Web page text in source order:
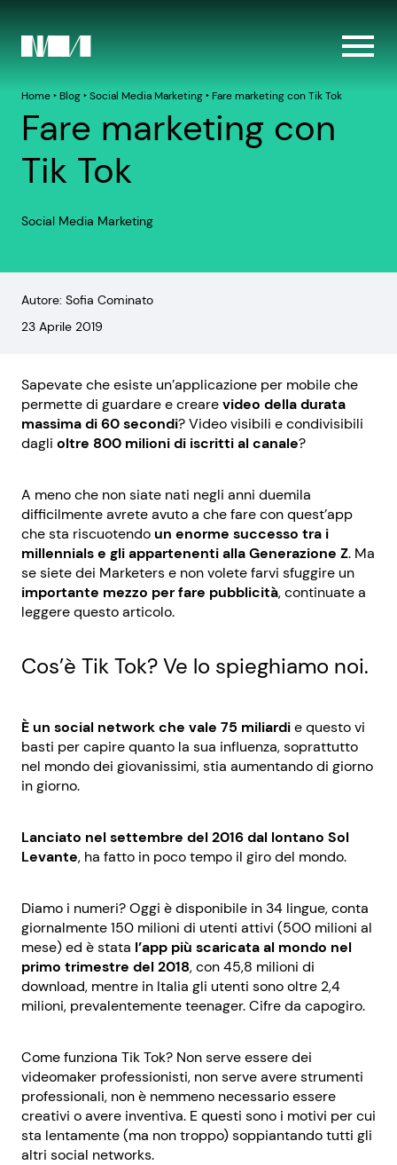
Home‣ Blog‣Social Media Marketing‣ Fare marketing con Tik Tok
Fare marketing con
Tik Tok
Social Media Marketing
Autore: Sofia Cominato
23 Aprile 2019
Sapevate che esiste un’applicazione per mobile che
permette di guardare e crearevideo della durata
massima di 60 secondi? Video visibili e condivisibili
dagli oltre 800 milioni di iscritti al canale?
A meno che non siate nati negli anni duemila
difficilmente avrete avuto a che fare con quest’app
che sta riscuotendoun enorme successo tra i
millennials e gli appartenenti alla Generazione Z. Ma
se siete dei Marketers e non volete farvi sfuggire un
importante mezzo per fare pubblicità, continuate a
leggere questo articolo.
Cos’è Tik Tok? Ve lo spieghiamo noi.
È un social network che vale 75 miliardie questo vi
basti per capire quanto la sua influenza, soprattutto
nel mondo dei giovanissimi, stia aumentando di giorno
in giorno.
Lanciato nel settembre del 2016 dal lontano Sol
Levante, ha fatto in poco tempo il giro del mondo.
Diamo i numeri? Oggi è disponibile in 34 lingue, conta
giornalmente 150 milioni di utenti attivi (500 milioni al
mese) ed è stata l’app più scaricata al mondo nel
primo trimestre del 2018, con 45,8 milioni di
download, mentre in Italia gli utenti sono oltre 2,4
milioni, prevalentemente teenager. Cifre da capogiro.
Come funziona Tik Tok? Non serve essere dei
videomaker professionisti, non serve avere strumenti
professionali, non è nemmeno necessario essere
creativi o avere inventiva. E questi sono i motivi per cui
sta lentamente (ma non troppo) soppiantando tutti gli
altri social networks.